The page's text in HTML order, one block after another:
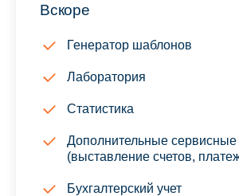
Вскоре
Генератор шаблонов
Лаборатория
Статистика
Дополнительные
(выставление счетов,
Бухгалтерский учет